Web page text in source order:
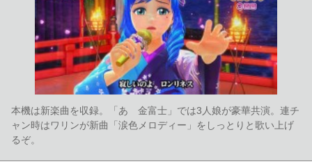
本機は新楽曲を収録。「あゝ金富士」では3人娘が豪華共演。連チ
ャン時はワリンが新曲「涙色メロディー」をしっとりと歌い上げ
るぞ。